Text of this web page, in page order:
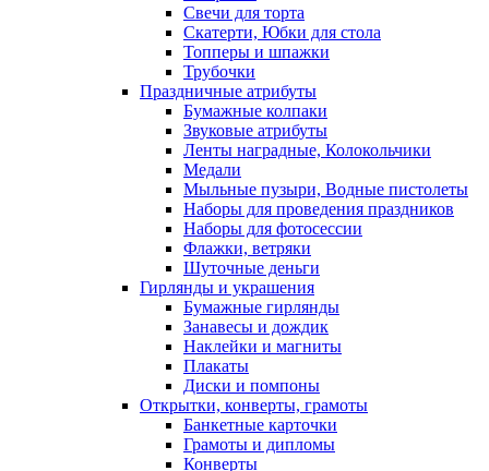
Свечи для торта
Скатерти, Юбки для стола
Топперы и шпажки
Трубочки
Праздничные атрибуты
Бумажные колпаки
Звуковые атрибуты
Ленты наградные, Колокольчики
Медали
Мыльные пузыри, Водные пистолеты
Наборы для проведения праздников
Наборы для фотосессии
Флажки, ветряки
Шуточные деньги
Гирлянды и украшения
Бумажные гирлянды
Занавесы и дождик
Наклейки и магниты
Плакаты
Диски и помпоны
Открытки, конверты, грамоты
Банкетные карточки
Грамоты и дипломы
Конверты